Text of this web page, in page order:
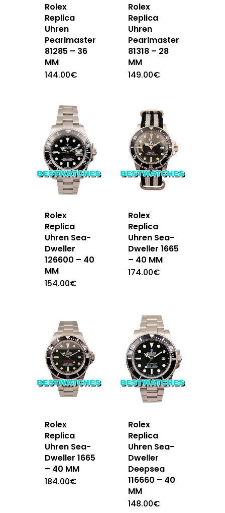
Rolex
Replica
Uhren
Pearlmaster
81285 – 36
MM
144.00€
Rolex
Replica
Uhren
Pearlmaster
81318 – 28
MM
149.00€
Rolex
Replica
Uhren Sea-
Dweller
126600 – 40
MM
154.00€
Rolex
Replica
Uhren Sea-
Dweller 1665
– 40 MM
174.00€
Rolex
Replica
Uhren Sea-
Dweller 1665
– 40 MM
184.00€
Rolex
Replica
Uhren Sea-
Dweller
Deepsea
116660 – 40
MM
148.00€